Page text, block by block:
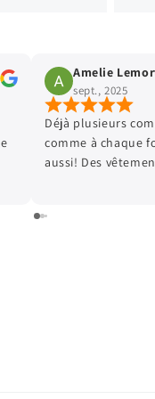
Virginie Leroy
sept., 2025
Parfait comme d